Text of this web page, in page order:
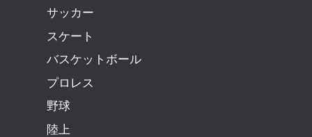
サッカー
スケート
バスケットボール
プロレス
野球
陸上